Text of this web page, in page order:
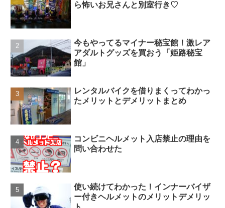
ら怖いお兄さんと別室行き♡
今もやってるマイナー秘宝館！激レア
アダルトグッズを買おう「姫路秘宝
館」
レンタルバイクを借りまくってわかっ
たメリットとデメリットまとめ
コンビニヘルメット入店禁止の理由を
問い合わせた
使い続けてわかった！インナーバイザ
ー付きヘルメットのメリットデメリッ